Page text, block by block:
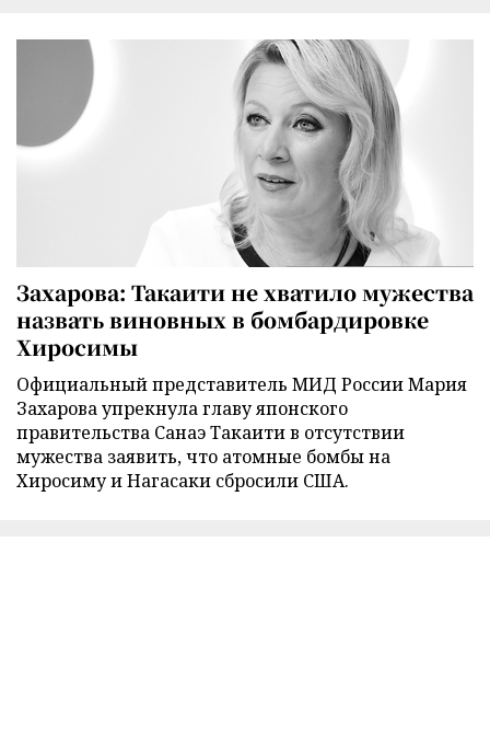
Захарова: Такаити не хватило мужества
назвать виновных в бомбардировке
Хиросимы
Официальный представитель МИД России Мария
Захарова упрекнула главу японского
правительства Санаэ Такаити в отсутствии
мужества заявить, что атомные бомбы на
Хиросиму и Нагасаки сбросили США.